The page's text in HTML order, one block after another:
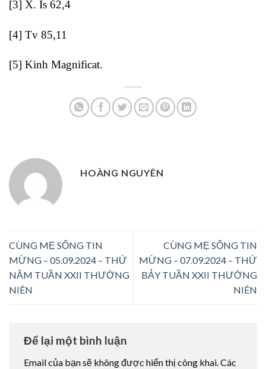
[3] X. Is 62,4
[4] Tv 85,11
[5] Kinh Magnificat.
HOÀNG NGUYÊN
CÙNG MẸ SỐNG TIN
MỪNG – 05.09.2024 – THỨ
NĂM TUẦN XXII THƯỜNG
NIÊN
CÙNG MẸ SỐNG TIN
MỪNG – 07.09.2024 – THỨ
BẢY TUẦN XXII THƯỜNG
NIÊN
Để lại một bình luận
Email của bạn sẽ không được hiển thị công khai.Các